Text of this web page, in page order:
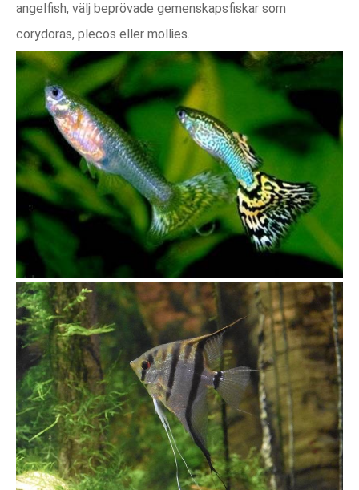
angelfish, välj beprövade gemenskapsfiskar som
corydoras, plecos eller mollies.